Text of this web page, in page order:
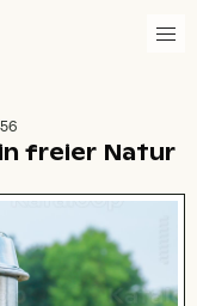
freier Natur